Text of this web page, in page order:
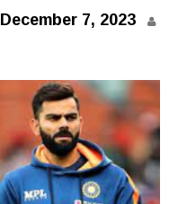
December 7, 2023D
e
m
b
e
r
7